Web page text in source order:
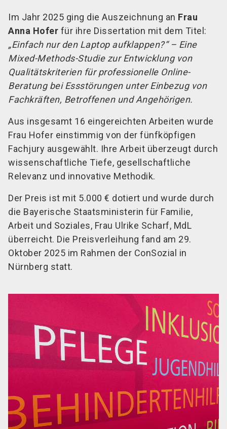
Im Jahr 2025 ging die Auszeichnung an Frau
Anna Hofer für ihre Dissertation mit dem Titel:
„Einfach nur den Laptop aufklappen?“ – Eine
Mixed-Methods-Studie zur Entwicklung von
Qualitätskriterien für professionelle Online-
Beratung bei Essstörungen unter Einbezug von
Fachkräften, Betroffenen und Angehörigen.
Aus insgesamt 16 eingereichten Arbeiten wurde
Frau Hofer einstimmig von der fünfköpfigen
Fachjury ausgewählt. Ihre Arbeit überzeugt durch
wissenschaftliche Tiefe, gesellschaftliche
Relevanz und innovative Methodik.
Der Preis ist mit 5.000 € dotiert und wurde durch
die Bayerische Staatsministerin für Familie,
Arbeit und Soziales, Frau Ulrike Scharf, MdL
überreicht. Die Preisverleihung fand am 29.
Oktober 2025 im Rahmen der ConSozial in
Nürnberg statt.